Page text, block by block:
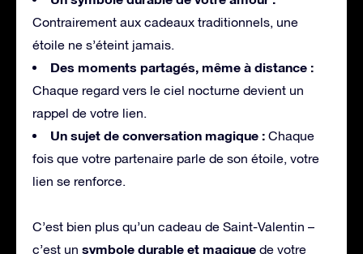
Contrairement aux cadeaux traditionnels, une
étoile ne s’éteint jamais.
Des moments partagés, même à distance :
Chaque regard vers le ciel nocturne devient un
rappel de votre lien.
Un sujet de conversation magique : Chaque
fois que votre partenaire parle de son étoile, votre
lien se renforce.
C’est bien plus qu’un cadeau de Saint-Valentin –
c’est un symbole durable et magique de votre